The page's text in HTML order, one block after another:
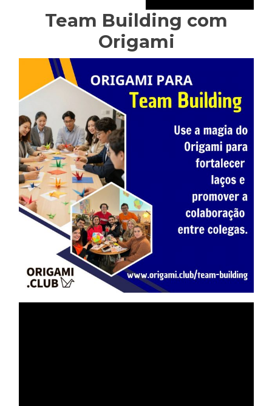
Team Building com
Origami